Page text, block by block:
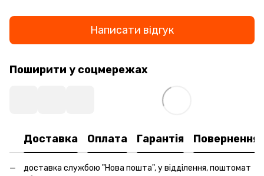
Написати відгук
Поширити у соцмережах
Доставка Оплата Гарантія Повернення
доставка службою "Нова пошта", у відділення, поштомат